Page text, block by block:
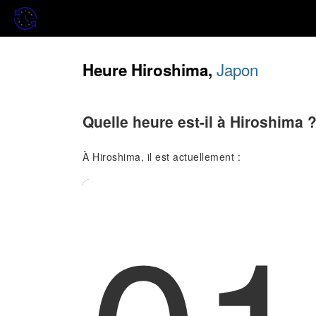
Heure Hiroshima, Japon
Quelle heure est-il à Hiroshima ?
À Hiroshima, il est actuellement :